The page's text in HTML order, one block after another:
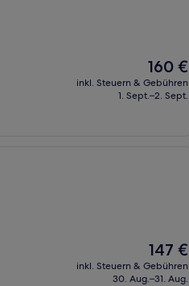
Der
Preis
beträgt
160 €
inkl. Steuern & Gebühren
1. Sept.–2. Sept.
Der
Preis
beträgt
147 €
inkl. Steuern & Gebühren
30. Aug.–31. Aug.